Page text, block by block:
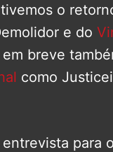
o
e do
em breve
como
para o